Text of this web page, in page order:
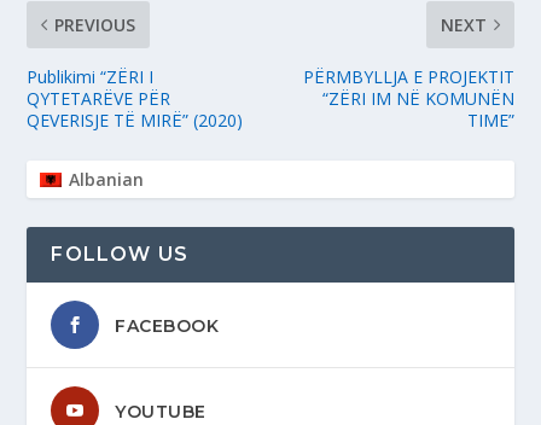
PREVIOUS
Publikimi “ZËRI I
QYTETARËVE PËR
QEVERISJE TË MIRË” (2020)
NEXT
PËRMBYLLJA E PROJEKTIT
“ZËRI IM NË KOMUNËN
TIME”
Albanian
FOLLOW US
FACEBOOK
YOUTUBE